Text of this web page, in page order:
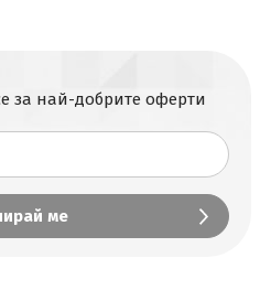
за най-добрите оферти